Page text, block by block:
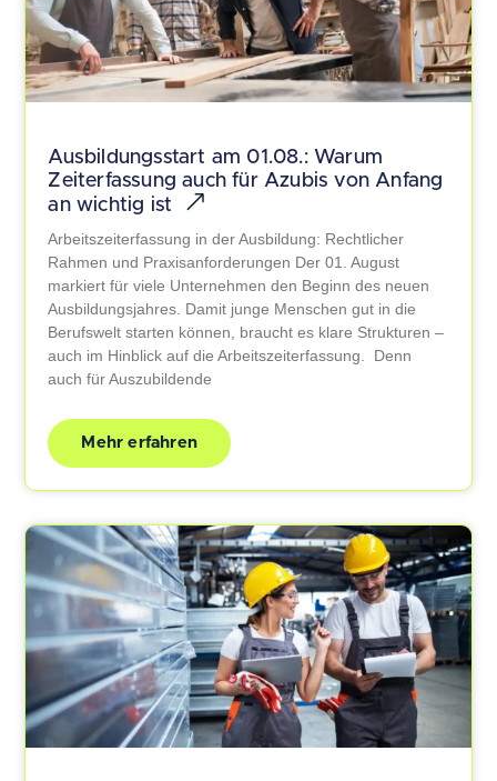
Ausbildungsstart am 01.08.: Warum
Zeiterfassung auch für Azubis von Anfang
an wichtig ist
Arbeitszeiterfassung in der Ausbildung: Rechtlicher
Rahmen und Praxisanforderungen Der 01. August
markiert für viele Unternehmen den Beginn des neuen
Ausbildungsjahres. Damit junge Menschen gut in die
Berufswelt starten können, braucht es klare Strukturen –
auch im Hinblick auf die Arbeitszeiterfassung. Denn
auch für Auszubildende
Mehr erfahren